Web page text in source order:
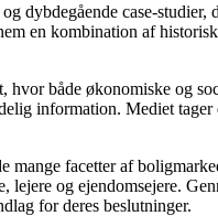
dybdegående case-
en kombination af
både økonomiske og
information. Mediet
facetter af
og ejendomsejere.
for deres beslutninger.